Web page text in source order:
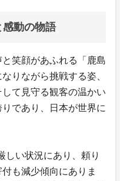
動の物語
笑顔があふれる「鹿島
りながら挑戦する姿、
て見守る観客の温かい
であり、日本が世界に
しい状況にあり、頼り
も減少傾向にありま